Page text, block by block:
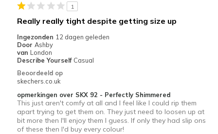
1
Really really tight despite getting size up
Ingezonden 12 dagen geleden
Door Ashby
van London
Describe Yourself Casual
Beoordeeld op
skechers.co.uk
opmerkingen over SKX 92 - Perfectly Shimmered
This just aren't comfy at all and I feel like I could rip them
apart trying to get them on. They just need to loosen up at
bit more then I'll enjoy them I guess. If only they had slip ons
of these then I'd buy every colour!